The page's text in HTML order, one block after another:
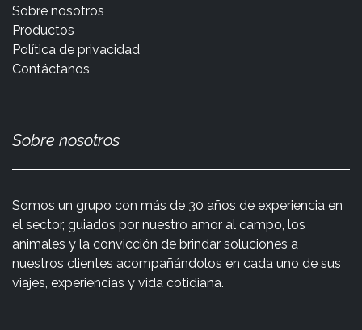
Sobre nosotros
Productos
Política de privacidad
Contáctanos
Sobre nosotros
Somos un grupo con más de 30 años de experiencia en
el sector, guiados por nuestro amor al campo, los
animales y la convicción de brindar soluciones a
nuestros clientes acompañándolos en cada uno de sus
viajes, experiencias y vida cotidiana.